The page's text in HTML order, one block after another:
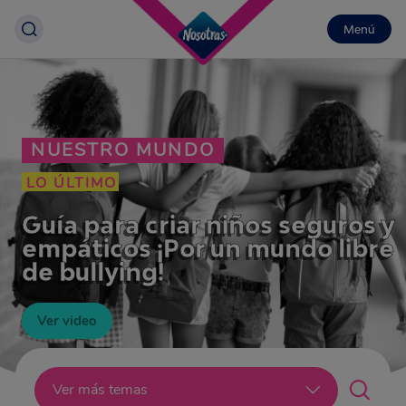
Menú
NUESTRO MUNDO
LO ÚLTIMO
Guía para criar niños seguros y
empáticos ¡Por un mundo libre
de bullying!
Ver video
Ver más temas
Lo último